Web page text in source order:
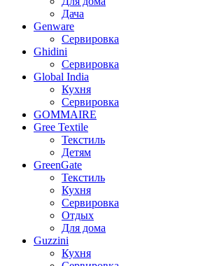
Дача
Genware
Сервировка
Ghidini
Сервировка
Global India
Кухня
Сервировка
GOMMAIRE
Gree Textile
Текстиль
Детям
GreenGate
Текстиль
Кухня
Сервировка
Отдых
Для дома
Guzzini
Кухня